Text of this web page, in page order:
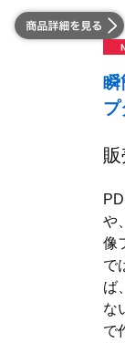
瞬
プ
や
像
で
ば
な
で